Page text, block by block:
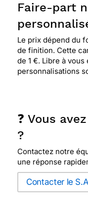
Faire-part
Le prix dépend du
de finition. Cette
de 1 €. Libre à
personnalisations
❓ Vous
?
Contactez notre
une réponse
Contacter le